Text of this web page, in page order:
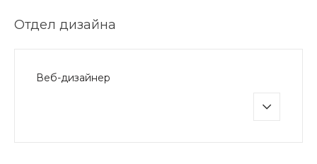
Отдел дизайна
Веб-дизайнер